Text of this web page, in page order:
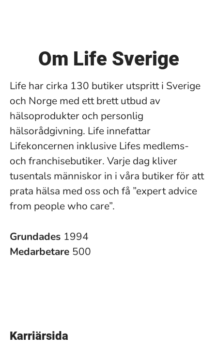
Om Life Sverige
Life har cirka 130 butiker utspritt i Sverige
och Norge med ett brett utbud av
hälsoprodukter och personlig
hälsorådgivning. Life innefattar
Lifekoncernen inklusive Lifes medlems-
och franchisebutiker. Varje dag kliver
tusentals människor in i våra butiker för att
prata hälsa med oss och få ”expert advice
from people who care”.
Grundades 1994
Medarbetare 500
Karriärsida